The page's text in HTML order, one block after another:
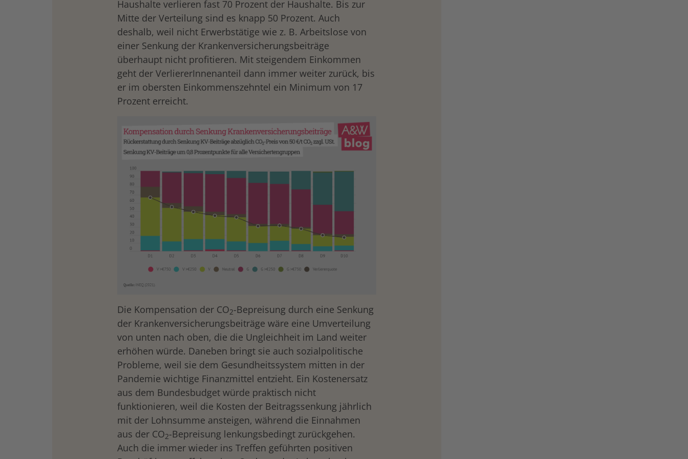
Haushalte verlieren fast 70 Prozent der Haushalte. Bis zur
Mitte der Verteilung sind es knapp 50 Prozent. Auch
deshalb, weil nicht Erwerbstätige wie z. B. Arbeitslose von
einer Senkung der Krankenversicherungsbeiträge
überhaupt nicht profitieren. Mit steigendem Einkommen
geht der VerliererInnenanteil dann immer weiter zurück, bis
er im obersten Einkommenszehntel ein Minimum von 17
Prozent erreicht.
Die Kompensation der CO2-Bepreisung durch eine Senkung
der Krankenversicherungsbeiträge wäre eine Umverteilung
von unten nach oben, die die Ungleichheit im Land weiter
erhöhen würde. Daneben bringt sie auch sozialpolitische
Probleme, weil sie dem Gesundheitssystem mitten in der
Pandemie wichtige Finanzmittel entzieht. Ein Kostenersatz
aus dem Bundesbudget würde praktisch nicht
funktionieren, weil die Kosten der Beitragssenkung jährlich
mit der Lohnsumme ansteigen, während die Einnahmen
aus der CO2-Bepreisung lenkungsbedingt zurückgehen.
Auch die immer wieder ins Treffen geführten positiven